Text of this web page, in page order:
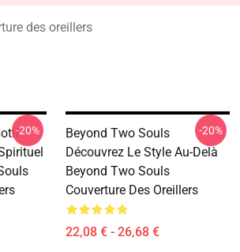
des oreillers
-20%
Beyond Two Souls
Découvrez Le Style Au-Delà
Beyond Two Souls
Couverture Des Oreillers
22,08 € - 26,68 €
-20%